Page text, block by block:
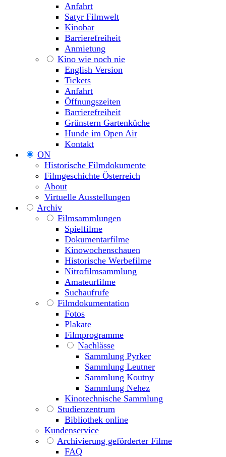
Anfahrt
Satyr Filmwelt
Kinobar
Barrierefreiheit
Anmietung
Kino wie noch nie
English Version
Tickets
Anfahrt
Öffnungszeiten
Barrierefreiheit
Grünstern Gartenküche
Hunde im Open Air
Kontakt
ON
Historische Filmdokumente
Filmgeschichte Österreich
About
Virtuelle Ausstellungen
Archiv
Filmsammlungen
Spielfilme
Dokumentarfilme
Kinowochenschauen
Historische Werbefilme
Nitrofilmsammlung
Amateurfilme
Suchaufrufe
Filmdokumentation
Fotos
Plakate
Filmprogramme
Nachlässe
Sammlung Pyrker
Sammlung Leutner
Sammlung Koutny
Sammlung Nehez
Kinotechnische Sammlung
Studienzentrum
Bibliothek online
Kundenservice
Archivierung geförderter Filme
FAQ